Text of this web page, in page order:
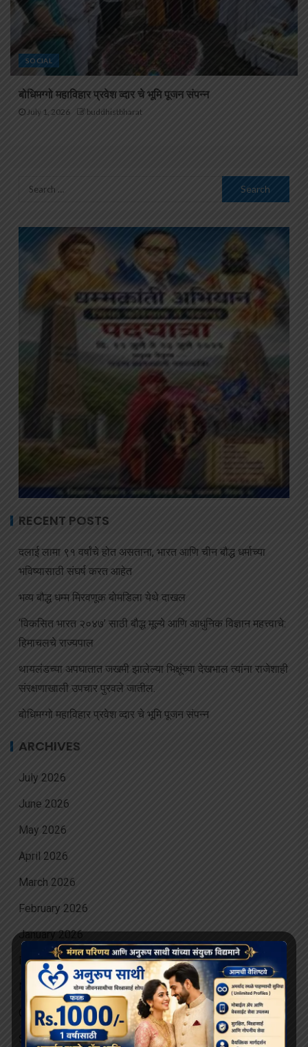
SOCIAL
बोधिमग्गो महाविहार प्रवेश व्दार चे भूमि पूजन संपन्न
July 1, 2026 buddhistbharat
RECENT POSTS
दलाई लामा ९१ वर्षांचे होत असताना, भारत आणि चीन बौद्ध धर्माच्या
भविष्यासाठी संघर्ष करत आहेत
भव्य बौद्ध धम्म मिरवणूक बोमडिला येथे दाखल
‘विकसित भारत २०४७’ साठी बौद्ध मूल्ये आणि आधुनिक विज्ञान महत्त्वाचे:
हिमाचलचे राज्यपाल
थायलंडच्या अपघातात जखमी झालेल्या भिक्षूंच्या देखभाल त्यांना राजेशाही
संरक्षणाखाली उपचार पुरवले जातील.
बोधिमग्गो महाविहार प्रवेश व्दार चे भूमि पूजन संपन्न
ARCHIVES
July 2026
June 2026
May 2026
April 2026
March 2026
February 2026
January 2026
December 2025
November 2025
October 2025
September 2025